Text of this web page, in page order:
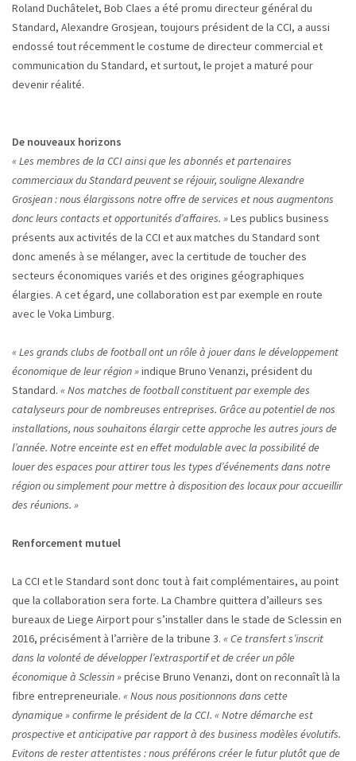
Roland Duchâtelet, Bob Claes a été promu directeur général du
Standard, Alexandre Grosjean, toujours président de la CCI, a aussi
endossé tout récemment le costume de directeur commercial et
communication du Standard, et surtout, le projet a maturé pour
devenir réalité.
De nouveaux horizons
« Les membres de la CCI ainsi que les abonnés et partenaires
commerciaux du Standard peuvent se réjouir, souligne Alexandre
Grosjean : nous élargissons notre offre de services et nous augmentons
donc leurs contacts et opportunités d’affaires. »Les publics business
présents aux activités de la CCI et aux matches du Standard sont
donc amenés à se mélanger, avec la certitude de toucher des
secteurs économiques variés et des origines géographiques
élargies. A cet égard, une collaboration est par exemple en route
avec le Voka Limburg.
« Les grands clubs de football ont un rôle à jouer dans le développement
économique de leur région »indique Bruno Venanzi, président du
Standard. « Nos matches de football constituent par exemple des
catalyseurs pour de nombreuses entreprises. Grâce au potentiel de nos
installations, nous souhaitons élargir cette approche les autres jours de
l’année. Notre enceinte est en effet modulable avec la possibilité de
louer des espaces pour attirer tous les types d’événements dans notre
région ou simplement pour mettre à disposition des locaux pour accueillir
des réunions. »
Renforcement mutuel
La CCI et le Standard sont donc tout à fait complémentaires, au point
que la collaboration sera forte. La Chambre quittera d’ailleurs ses
bureaux de Liege Airport pour s’installer dans le stade de Sclessin en
2016, précisément à l’arrière de la tribune 3. « Ce transfert s’inscrit
dans la volonté de développer l’extrasportif et de créer un pôle
économique à Sclessin »précise Bruno Venanzi, dont on reconnaît là la
fibre entrepreneuriale. « Nous nous positionnons dans cette
dynamique » confirme le président de la CCI. « Notre démarche est
prospective et anticipative par rapport à des business modèles évolutifs.
Evitons de rester attentistes : nous préférons créer le futur plutôt que de